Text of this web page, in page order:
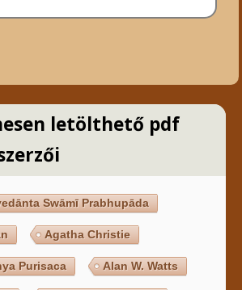
letölthető pdf
Swāmī Prabhupāda
Agatha Christie
Purisaca Alan W. Watts